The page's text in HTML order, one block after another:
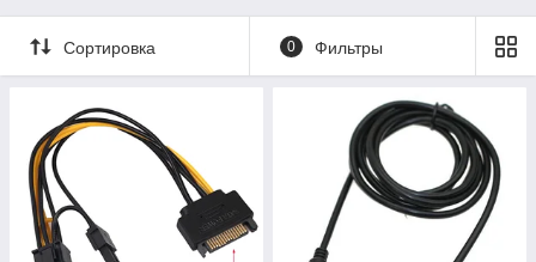
Сортировка 0 Фильтры